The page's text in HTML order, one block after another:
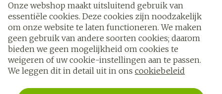
Onze webshop maakt uitsluitend gebruik van
essentiële cookies. Deze cookies zijn noodzakelijk
om onze website te laten functioneren. We maken
geen gebruik van andere soorten cookies; daarom
bieden we geen mogelijkheid om cookies te
weigeren of uw cookie-instellingen aan te passen.
We leggen dit in detail uit in ons cookiebeleid
Juridische links